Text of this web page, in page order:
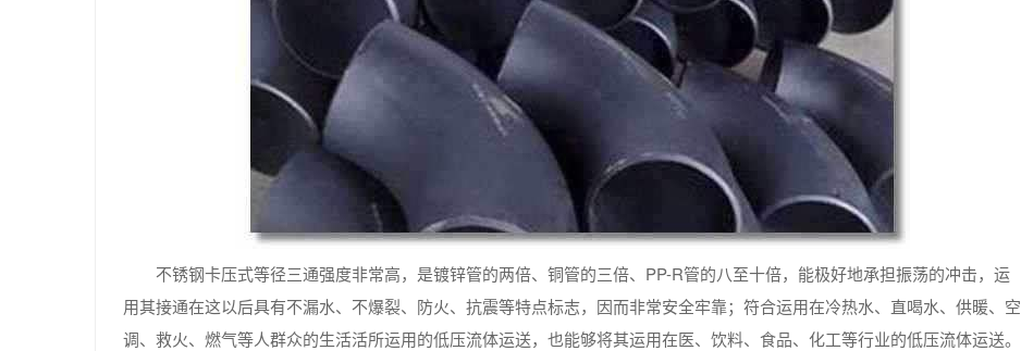
不锈钢卡压式等径三通强度非常高，是镀锌管的两倍、铜管的三倍、PP-R管的八至十倍，能极好地承担振荡的冲击，运
用其接通在这以后具有不漏水、不爆裂、防火、抗震等特点标志，因而非常安全牢靠；符合运用在冷热水、直喝水、供暖、空
调、救火、燃气等人群众的生活活所运用的低压流体运送，也能够将其运用在医、饮料、食品、化工等行业的低压流体运送。